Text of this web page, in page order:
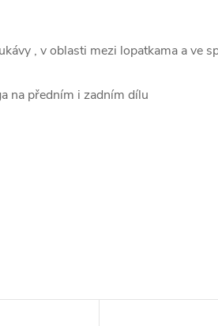
, v oblasti mezi lopatkama a ve
na předním i zadním dílu